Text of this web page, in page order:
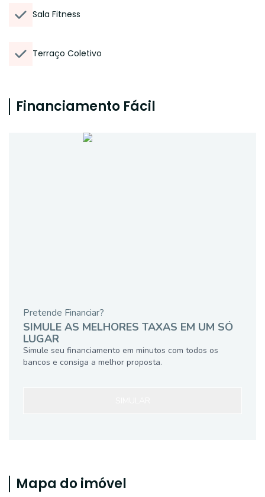
Sala Fitness
Terraço Coletivo
Financiamento Fácil
Pretende Financiar?
SIMULE AS MELHORES TAXAS EM UM SÓ
LUGAR
Simule seu financiamento em minutos com todos os
bancos e consiga a melhor proposta.
Mapa do imóvel